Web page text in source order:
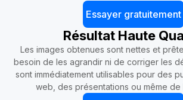
Essayer gratuitement
Résultat Haute
Les images obtenues sont nettes et
besoin de les agrandir ni de corriger les
sont immédiatement utilisables pour des
web, des présentations ou même de